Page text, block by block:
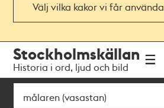
Välj vilka kakor vi får använda
navigationen
huvudinnehållet
Stockholmskällan
Historia i ord, ljud och bild
Sök